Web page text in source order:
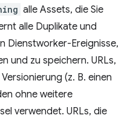
alle Assets, die Sie
alle Duplikate und
Dienstworker-Ereignisse,
und zu speichern. URLs,
(z. B. einen
ohne weitere
verwendet. URLs, die